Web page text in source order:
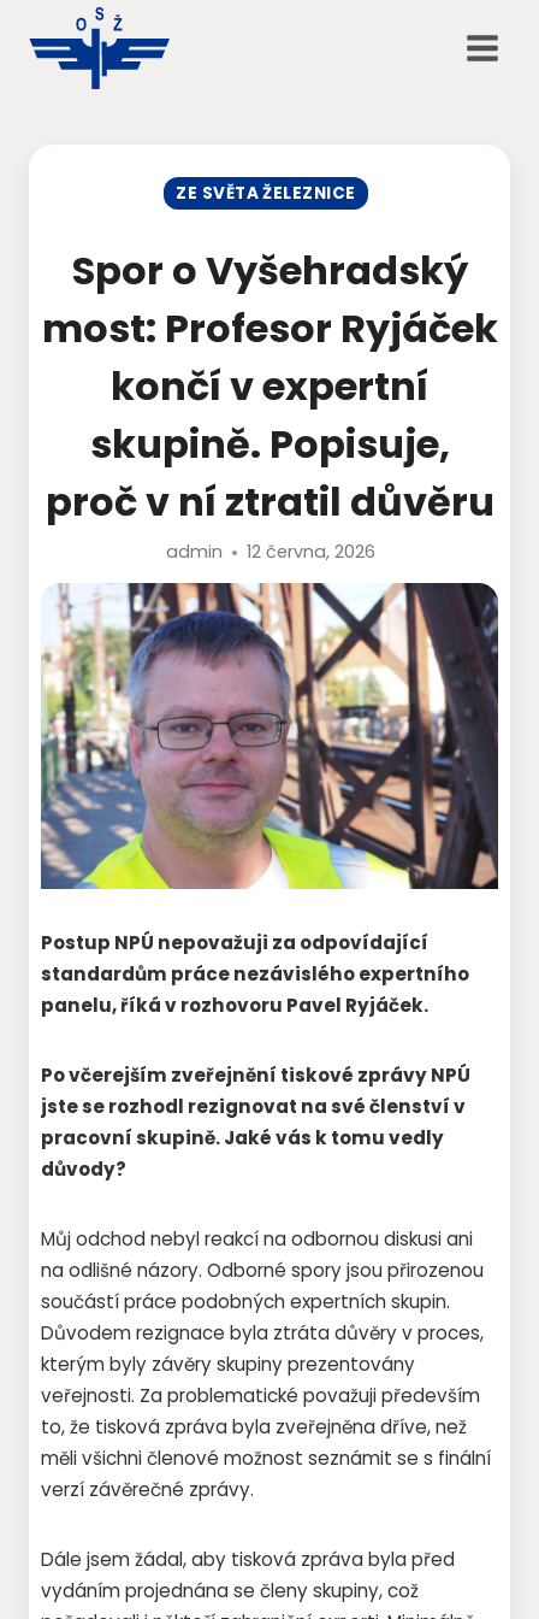
obsah
ZE SVĚTA ŽELEZNICE
Spor o Vyšehradský
most: Profesor Ryjáček
končí v expertní
skupině. Popisuje,
proč v ní ztratil důvěru
admin 12 června, 2026
Postup NPÚ nepovažuji za odpovídající
standardům práce nezávislého expertního
panelu, říká v rozhovoru Pavel Ryjáček.
Po včerejším zveřejnění tiskové zprávy NPÚ
jste se rozhodl rezignovat na své členství v
pracovní skupině. Jaké vás k tomu vedly
důvody?
Můj odchod nebyl reakcí na odbornou diskusi ani
na odlišné názory. Odborné spory jsou přirozenou
součástí práce podobných expertních skupin.
Důvodem rezignace byla ztráta důvěry v proces,
kterým byly závěry skupiny prezentovány
veřejnosti. Za problematické považuji především
to, že tisková zpráva byla zveřejněna dříve, než
měli všichni členové možnost seznámit se s finální
verzí závěrečné zprávy.
Dále jsem žádal, aby tisková zpráva byla před
vydáním projednána se členy skupiny, což